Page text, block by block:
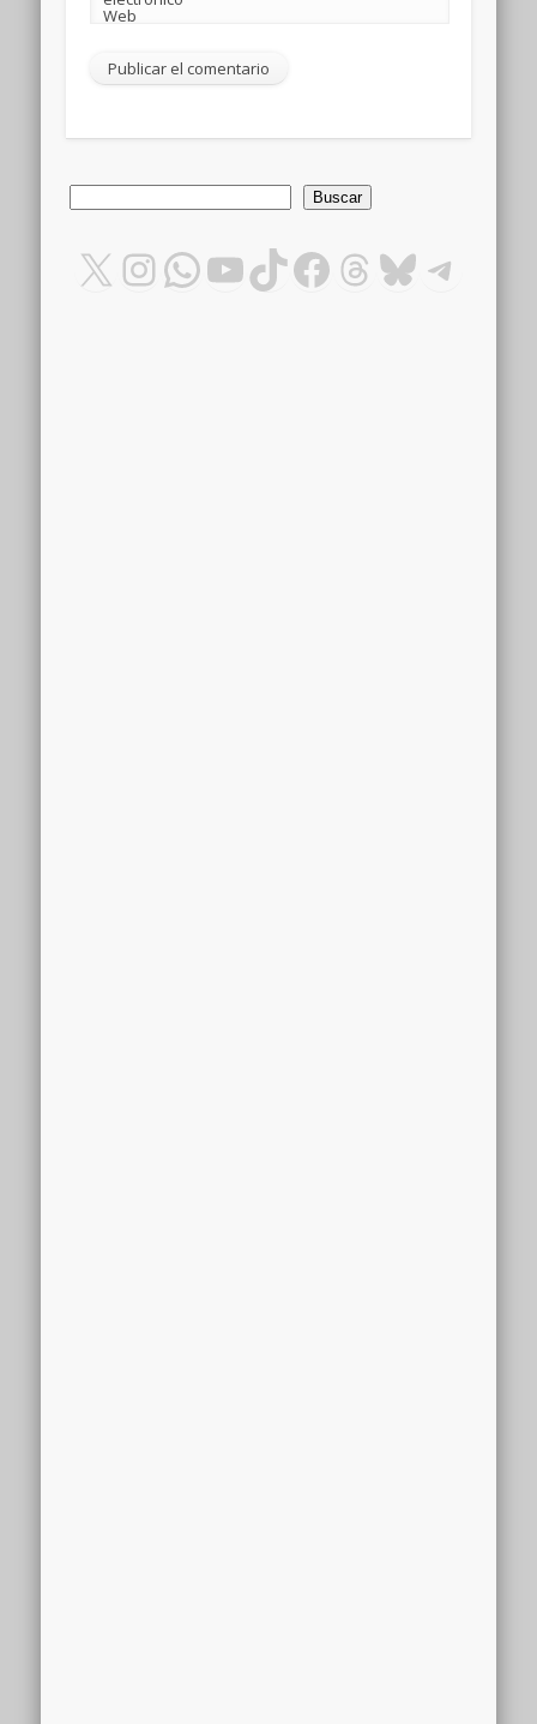
Web
Buscar
X Instagram
WhatsApp
YouTube
TikTok
Facebook
Threads
Bluesky